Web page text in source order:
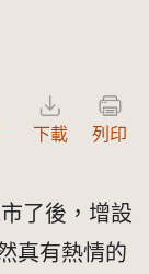
下載 列印
了後，增設
真有熱情的